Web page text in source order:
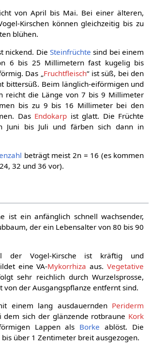
von April bis Mai. Bei einer älteren,
Kirschen können gleichzeitig bis zu
blühen.
nickend. Die Steinfrüchte sind bei einem
6 bis 25 Millimetern fast kugelig bis
Das „Fruchtfleisch“ ist süß, bei den
bittersüß. Beim länglich-eiförmigen und
reicht die Länge von 7 bis 9 Millimeter
bis zu 9 bis 16 Millimeter bei den
Das Endokarp ist glatt. Die Früchte
Juni bis Juli und färben sich dann in
beträgt meist 2n = 16 (es kommen
32 und 36 vor).
ist ein anfänglich schnell wachsender,
der ein Lebensalter von 80 bis 90
der Vogel-Kirsche ist kräftig und
eine VA-Mykorrhiza aus.Vegetative
sehr reichlich durch Wurzelsprosse,
der Ausgangspflanze entfernt sind.
einem lang ausdauernden Periderm
dem sich der glänzende rotbraune Kork
Lappen als Borke ablöst. Die
über 1 Zentimeter breit ausgezogen.